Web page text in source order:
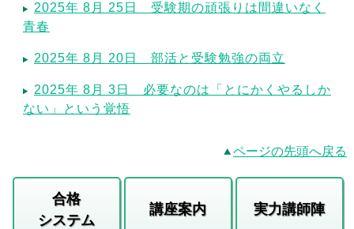
2025年 8月 25日 受験期の頑張りは間違いなく
青春
2025年 8月 20日 部活と受験勉強の両立
2025年 8月 3日 必要なのは「とにかくやるしか
ない」という覚悟
ページの先頭へ戻る
合格
システム
講座案内 実力講師陣